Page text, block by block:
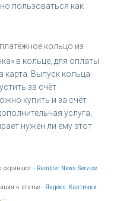
пользоваться как
кольцо из
в кольце, для оплаты
карта. Выпуск кольца
за счёт
купить и за счёт
услуга,
нужен ли ему этот
скриншот - Rambler News Service.
к статье - Яндекс. Картинки.